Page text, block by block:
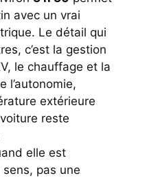
avec un vrai
Le détail qui
c’est la gestion
le chauffage et la
l’autonomie,
extérieure
reste
elle est
sens, pas une